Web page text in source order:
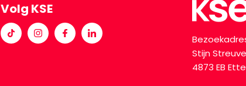
Volg KSE
Stijn
4873 EB